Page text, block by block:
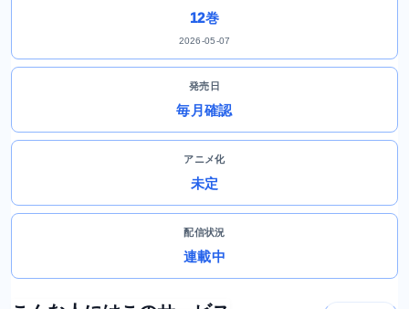
12巻
2026-05-07
発売日
毎月確認
アニメ化
未定
配信状況
連載中